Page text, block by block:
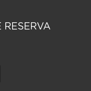
RESERVA